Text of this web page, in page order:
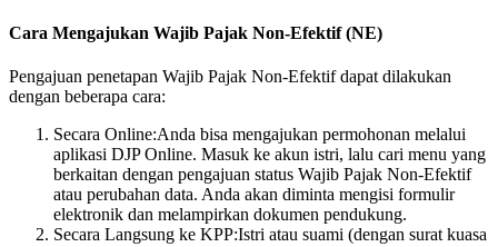
Cara Mengajukan Wajib Pajak Non-Efektif (NE)
Pengajuan penetapan Wajib Pajak Non-Efektif dapat dilakukan
dengan beberapa cara:
Secara Online:Anda bisa mengajukan permohonan melalui
aplikasi DJP Online. Masuk ke akun istri, lalu cari menu yang
berkaitan dengan pengajuan status Wajib Pajak Non-Efektif
atau perubahan data. Anda akan diminta mengisi formulir
elektronik dan melampirkan dokumen pendukung.
Secara Langsung ke KPP:Istri atau suami (dengan surat kuasa